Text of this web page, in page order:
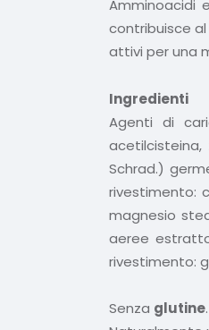
Amminoacidi
contribuisce
attivi per una
Ingredienti
Agenti di
acetilcisteina,
Schrad.)
rivestimento:
magnesio
aeree
rivestimento:
Senza glutine.